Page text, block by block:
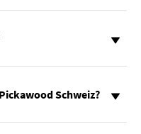
Schweiz?